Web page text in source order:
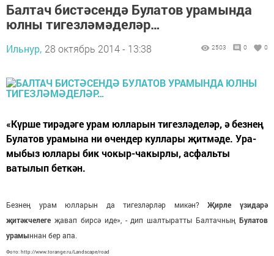
Балтач бистәсендә Булатов урамында
юлны тигезләмәделәр…
Ильнур, 28 октябрь 2014 - 13:38 2503 0 0
«Күрше тирәдәге урам юлларын тигезләделәр, ә безнең
Булатов урамы­на ни өчендер куллары җитмәде. Ура­
мыбыз юллары бик чокыр-чакырлы, ас­фальты
ватылып беткән.
Безнең урам юлларын да тигезләрләр микән?Җир­ле үзидарә
җитәкчелеге җавап бирсә иде», - дип шалтыратты Балтачның Бу­латов
урамыннан бер апа.
Фото: http://www.torange.ru/Landscape/road